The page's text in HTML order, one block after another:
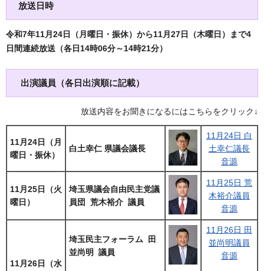
放送日時
令和7年11月24日（月曜日・振休）から11月27日（木曜日）まで4
日間連続放送（各日14時06分～14時21分）
出演議員（各日出演順に記載）
放送内容をお聞きになるにはこちらをクリック↓
11月24日（月
曜日・振休）
白土幸仁 県議会議長
11月24日 白
土幸仁議長
音源
11月25日（火
曜日）
埼玉県議会自由民主党議
員団 荒木裕介 議員
11月25日 荒
木裕介議員
音源
11月26日（水
埼玉民主フォーラム 田
並尚明 議員
11月26日 田
並尚明議員
音源